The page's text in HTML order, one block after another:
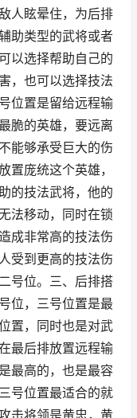
人眩晕住，为后排
助类型的武将或者
以选择帮助自己的
，也可以选择技法
位置是留给远程输
脆的英雄，要远离
能够承受巨大的伤
置庞统这个英雄，
的技法武将，他的
法移动，同时在锁
成非常高的技法伤
受到更高的技法伤
号位。三、后排搭
位，三号位置是最
置，同时也是对武
最后排放置远程输
最高的，也是最容
号位置最适合的就